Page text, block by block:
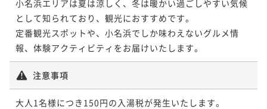
小名浜エリアは夏は涼しく、冬は暖かい過ごしやすい気候
として知られており、観光におすすめです。
定番観光スポットや、小名浜でしか味わえないグルメ情
報、体験アクティビティをお届けいたします。
注意事項
大人1名様につき150円の入湯税が発生いたします。